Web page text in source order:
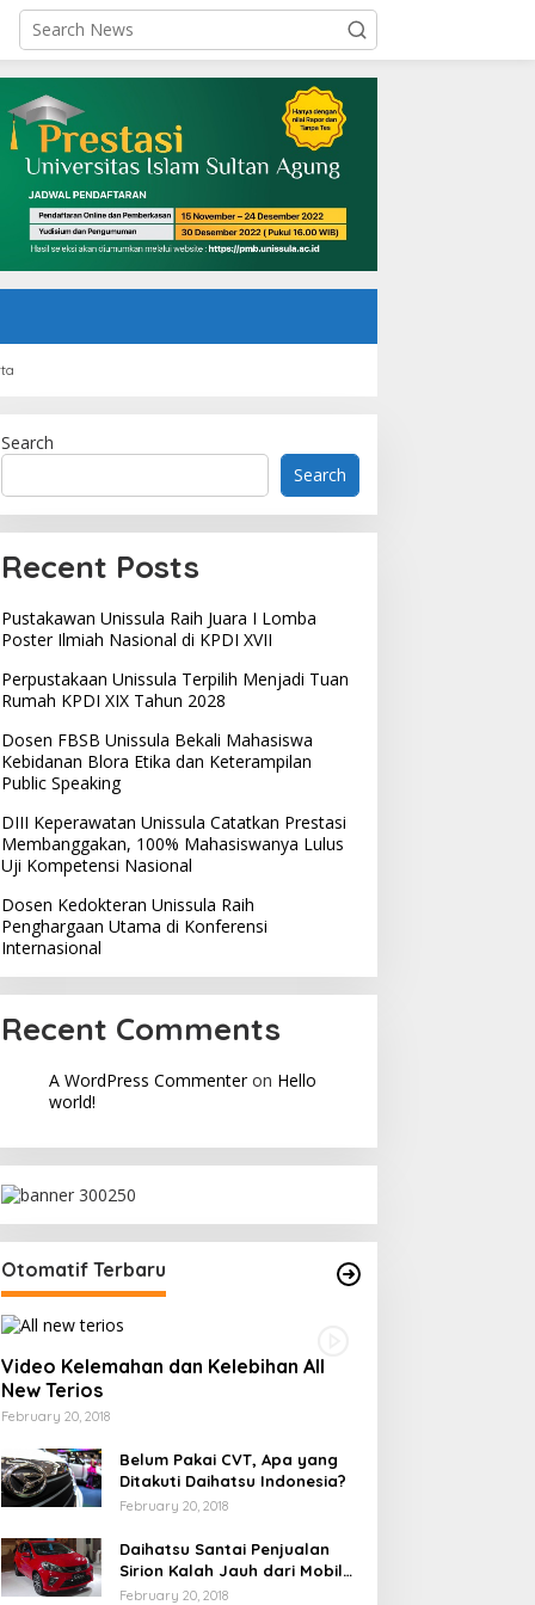
Search
Search
Recent Posts
Pustakawan Unissula Raih Juara I Lomba
Poster Ilmiah Nasional di KPDI XVII
Perpustakaan Unissula Terpilih Menjadi Tuan
Rumah KPDI XIX Tahun 2028
Dosen FBSB Unissula Bekali Mahasiswa
Kebidanan Blora Etika dan Keterampilan
Public Speaking
DIII Keperawatan Unissula Catatkan Prestasi
Membanggakan, 100% Mahasiswanya Lulus
Uji Kompetensi Nasional
Dosen Kedokteran Unissula Raih
Penghargaan Utama di Konferensi
Internasional
Recent Comments
A WordPress Commenteron Hello
world!
Otomatif Terbaru
Video Kelemahan dan Kelebihan All
New Terios
February 20, 2018
Belum Pakai CVT, Apa yang
Ditakuti Daihatsu Indonesia?
February 20, 2018
Daihatsu Santai Penjualan
Sirion Kalah Jauh dari Mobil
LCGC
February 20, 2018